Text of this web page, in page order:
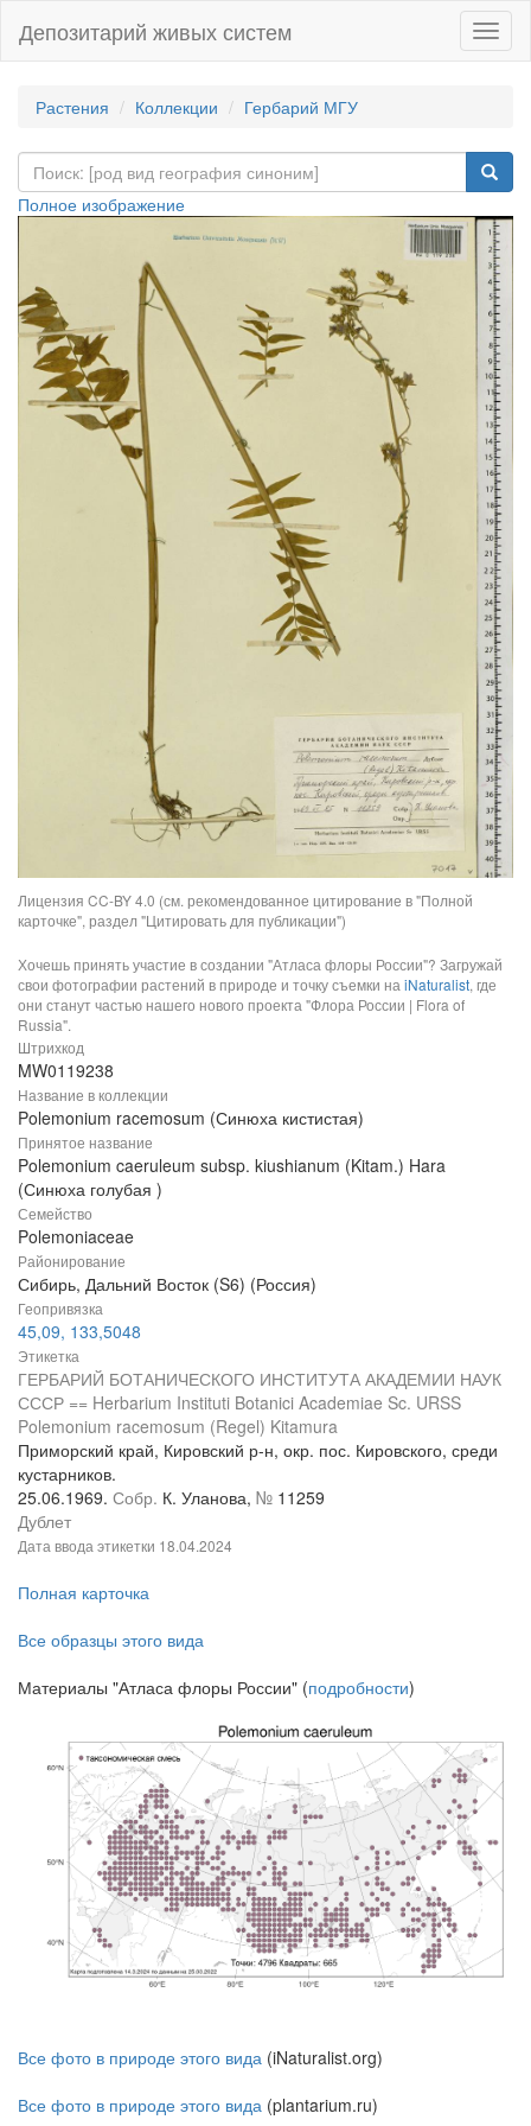
Депозитарий живых систем
Растения Коллекции Гербарий МГУ
Полное изображение
Лицензия CC-BY 4.0 (см. рекомендованное цитирование в "Полной
карточке", раздел "Цитировать для публикации")
Хочешь принять участие в создании "Атласа флоры России"? Загружай
свои фотографии растений в природе и точку съемки наiNaturalist, где
они станут частью нашего нового проекта "Флора России | Flora of
Russia".
Штрихкод
MW0119238
Название в коллекции
Polemonium racemosum (Синюха кистистая)
Принятое название
Polemonium caeruleum subsp. kiushianum (Kitam.) Hara
(Синюха голубая )
Семейство
Polemoniaceae
Районирование
Сибирь, Дальний Восток (S6) (Россия)
Геопривязка
45,09, 133,5048
Этикетка
ГЕРБАРИЙ БОТАНИЧЕСКОГО ИНСТИТУТА АКАДЕМИИ НАУК
СССР == Herbarium Instituti Botanici Academiae Sc. URSS
Polemonium racemosum (Regel) Kitamura
Приморский край, Кировский р-н, окр. пос. Кировского, среди
кустарников.
25.06.1969. Собр. К. Уланова, № 11259
Дублет
Дата ввода этикетки 18.04.2024
Полная карточка
Все образцы этого вида
Материалы "Атласа флоры России" (подробности)
Все фото в природе этого вида (iNaturalist.org)
Все фото в природе этого вида (plantarium.ru)